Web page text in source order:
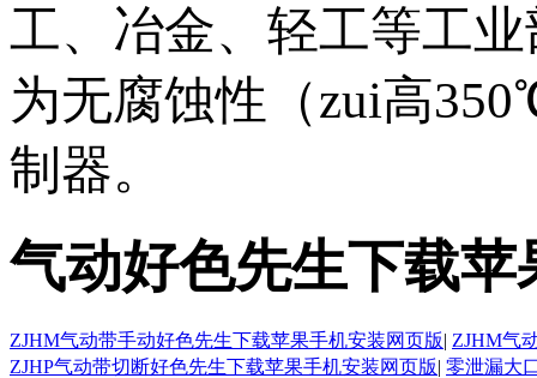
工、冶金、轻工等
为无腐蚀性（zui高350℃
制器。
气动好色先生下载
ZJHM气动带手动好色先生下载苹果手机安装网页版| ZJHM气
ZJHP气动带切断好色先生下载苹果手机安装网页版| 零泄漏大